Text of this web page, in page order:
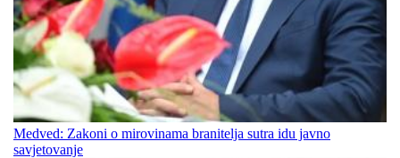
Medved: Zakoni o mirovinama branitelja sutra idu javno
savjetovanje